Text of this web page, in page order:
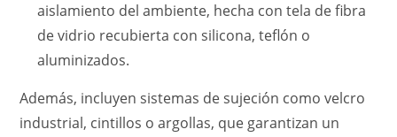
aislamiento del ambiente, hecha con tela de fibra
de vidrio recubierta con silicona, teflón o
aluminizados.
Además, incluyen sistemas de sujeción como velcro
industrial, cintillos o argollas, que garantizan un